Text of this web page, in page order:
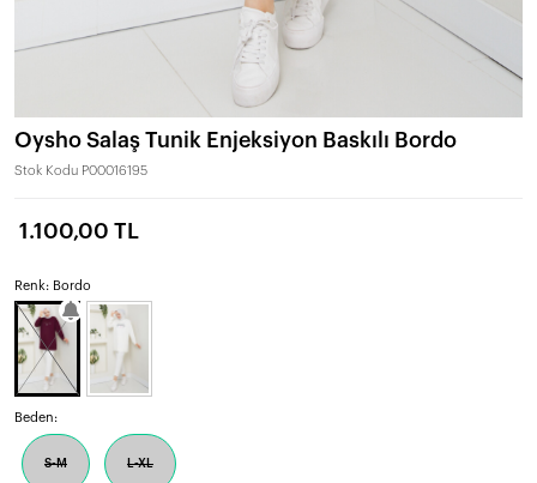
Oysho Salaş Tunik Enjeksiyon Baskılı Bordo
Stok Kodu P00016195
1.100,00 TL
Renk: Bordo
Beden:
S-M L-XL